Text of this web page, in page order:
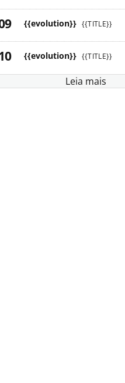
{{evolution}} {{TITLE}}
{{evolution}} {{TITLE}}
Leia mais